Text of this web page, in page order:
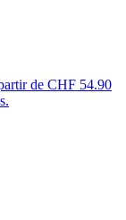
de CHF 54.90